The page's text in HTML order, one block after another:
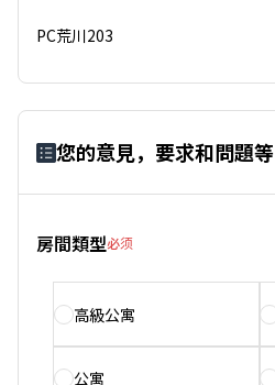
PC荒川203
您的意見，要求和問題等
房間類型必须
高級公寓
公寓